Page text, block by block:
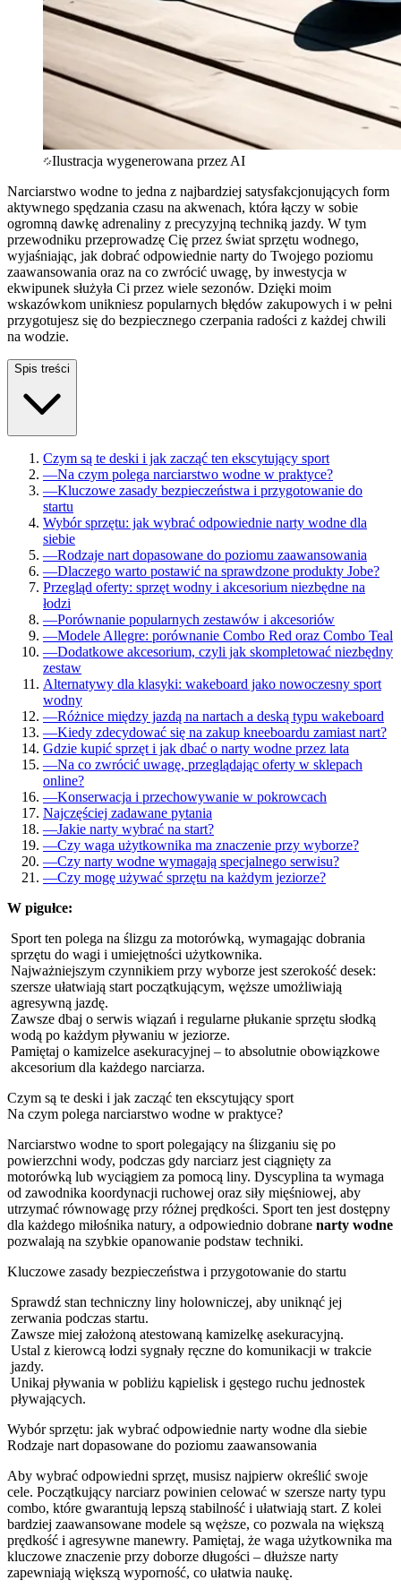
Ilustracja wygenerowana przez AI
Narciarstwo wodne to jedna z najbardziej satysfakcjonujących form
aktywnego spędzania czasu na akwenach, która łączy w sobie
ogromną dawkę adrenaliny z precyzyjną techniką jazdy. W tym
przewodniku przeprowadzę Cię przez świat sprzętu wodnego,
wyjaśniając, jak dobrać odpowiednie narty do Twojego poziomu
zaawansowania oraz na co zwrócić uwagę, by inwestycja w
ekwipunek służyła Ci przez wiele sezonów. Dzięki moim
wskazówkom unikniesz popularnych błędów zakupowych i w pełni
przygotujesz się do bezpiecznego czerpania radości z każdej chwili
na wodzie.
Spis treści
Czym są te deski i jak zacząć ten ekscytujący sport
—Na czym polega narciarstwo wodne w praktyce?
—Kluczowe zasady bezpieczeństwa i przygotowanie do
startu
Wybór sprzętu: jak wybrać odpowiednie narty wodne dla
siebie
—Rodzaje nart dopasowane do poziomu zaawansowania
—Dlaczego warto postawić na sprawdzone produkty Jobe?
Przegląd oferty: sprzęt wodny i akcesorium niezbędne na
łodzi
—Porównanie popularnych zestawów i akcesoriów
—Modele Allegre: porównanie Combo Red oraz Combo Teal
—Dodatkowe akcesorium, czyli jak skompletować niezbędny
zestaw
Alternatywy dla klasyki: wakeboard jako nowoczesny sport
wodny
—Różnice między jazdą na nartach a deską typu wakeboard
—Kiedy zdecydować się na zakup kneeboardu zamiast nart?
Gdzie kupić sprzęt i jak dbać o narty wodne przez lata
—Na co zwrócić uwagę, przeglądając oferty w sklepach
online?
—Konserwacja i przechowywanie w pokrowcach
Najczęściej zadawane pytania
—Jakie narty wybrać na start?
—Czy waga użytkownika ma znaczenie przy wyborze?
—Czy narty wodne wymagają specjalnego serwisu?
—Czy mogę używać sprzętu na każdym jeziorze?
W pigułce:
Sport ten polega na ślizgu za motorówką, wymagając dobrania
sprzętu do wagi i umiejętności użytkownika.
Najważniejszym czynnikiem przy wyborze jest szerokość desek:
szersze ułatwiają start początkującym, węższe umożliwiają
agresywną jazdę.
Zawsze dbaj o serwis wiązań i regularne płukanie sprzętu słodką
wodą po każdym pływaniu w jeziorze.
Pamiętaj o kamizelce asekuracyjnej – to absolutnie obowiązkowe
akcesorium dla każdego narciarza.
Czym są te deski i jak zacząć ten ekscytujący sport
Na czym polega narciarstwo wodne w praktyce?
Narciarstwo wodne to sport polegający na ślizganiu się po
powierzchni wody, podczas gdy narciarz jest ciągnięty za
motorówką lub wyciągiem za pomocą liny. Dyscyplina ta wymaga
od zawodnika koordynacji ruchowej oraz siły mięśniowej, aby
utrzymać równowagę przy różnej prędkości. Sport ten jest dostępny
dla każdego miłośnika natury, a odpowiednio dobrane narty wodne
pozwalają na szybkie opanowanie podstaw techniki.
Kluczowe zasady bezpieczeństwa i przygotowanie do startu
Sprawdź stan techniczny liny holowniczej, aby uniknąć jej
zerwania podczas startu.
Zawsze miej założoną atestowaną kamizelkę asekuracyjną.
Ustal z kierowcą łodzi sygnały ręczne do komunikacji w trakcie
jazdy.
Unikaj pływania w pobliżu kąpielisk i gęstego ruchu jednostek
pływających.
Wybór sprzętu: jak wybrać odpowiednie narty wodne dla siebie
Rodzaje nart dopasowane do poziomu zaawansowania
Aby wybrać odpowiedni sprzęt, musisz najpierw określić swoje
cele. Początkujący narciarz powinien celować w szersze narty typu
combo, które gwarantują lepszą stabilność i ułatwiają start. Z kolei
bardziej zaawansowane modele są węższe, co pozwala na większą
prędkość i agresywne manewry. Pamiętaj, że waga użytkownika ma
kluczowe znaczenie przy doborze długości – dłuższe narty
zapewniają większą wyporność, co ułatwia naukę.